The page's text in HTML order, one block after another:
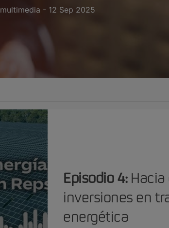
multimedia - 12 Sep 2025
Episodio 4:
inversiones en
energética